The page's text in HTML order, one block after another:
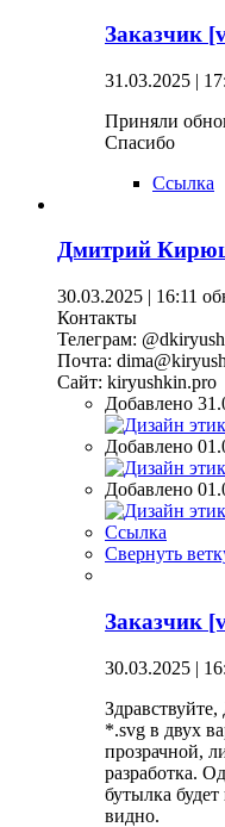
Заказчик
31.03.2025 |
Приняли
Спасибо
Ссылка
Дмитрий
30.03.2025 | 16:11
Контакты
Телеграм:
Почта:
Сайт: kiryushkin.pro
Добавлено
Добавлено
Добавлено
Ссылка
Свернуть
Заказчик
30.03.2025 |
*.svg в двух
прозрачной,
разработка.
бутылка
видно.